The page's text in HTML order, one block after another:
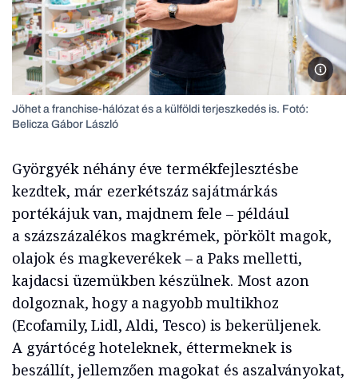
Zentai
Jöhet a franchise-hálózat és a külföldi terjeszkedés is. Fotó:
Belicza Gábor László
Györgyék néhány éve termékfejlesztésbe
kezdtek, már ezerkétszáz sajátmárkás
portékájuk van, majdnem fele – például
a százszázalékos mag­krémek, pörkölt magok,
olajok és magkeverékek – a Paks melletti,
kajdacsi üzemükben készülnek. Most azon
dolgoznak, hogy a nagyobb multikhoz
(Ecofamily, Lidl, Aldi, Tesco) is bekerüljenek.
A gyártócég hoteleknek, éttermeknek is
beszállít, jellemzően magokat és aszalványokat,